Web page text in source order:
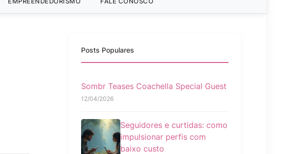
Posts Populares
Sombr Teases Coachella Special Guest
12/04/2026
Seguidores e curtidas: como
impulsionar perfis com
baixo custo